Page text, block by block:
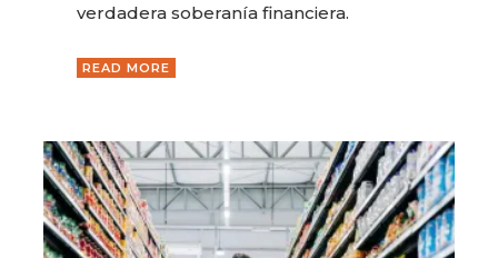
verdadera soberanía financiera.
READ MORE